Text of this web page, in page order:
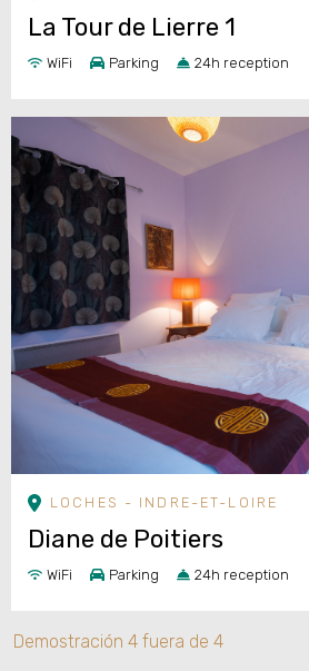
La Tour de Lierre 1
WiFi Parking 24h reception
LOCHES - INDRE-ET-LOIRE
Diane de Poitiers
WiFi Parking 24h reception
Demostración 4 fuera de 4